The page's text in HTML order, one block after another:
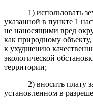
1) использовать
указанной в пункте 1
не наносящими вред
как природному
к ухудшению
экологической
территории;
2) вносить плату
установленном в